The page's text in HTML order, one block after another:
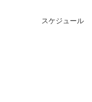
スケジュール